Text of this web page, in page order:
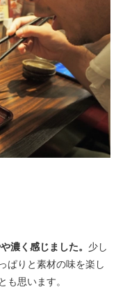
濃く感じました。 少し
ぱりと素材の味を楽し
も思います。